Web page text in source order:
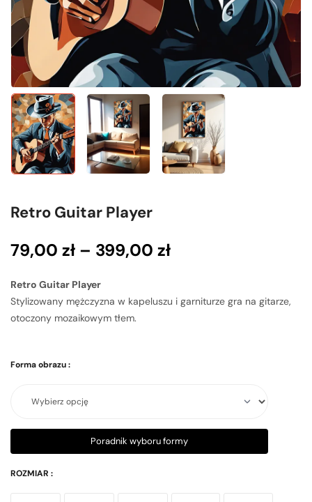
Retro Guitar Player
79,00 zł – 399,00 zł
Retro Guitar Player
Stylizowany mężczyzna w kapeluszu i garniturze gra na gitarze,
otoczony mozaikowym tłem.
Forma obrazu:
Poradnik wyboru formy
ROZMIAR :